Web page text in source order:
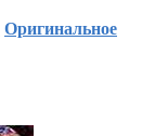
Оригинальное